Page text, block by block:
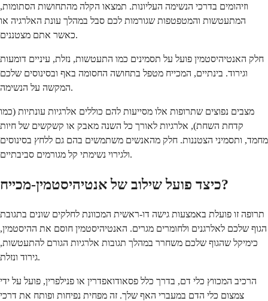
וזיהומים בדרכי הנשימה העליונות. תמצאו הקלה מהתחושות הסתומות,
המתעטשות והמטפטפות שגורמות לכם סבל במהלך עונת האלרגיה או
כאשר אתם מצטננים.
חלק האנטיהיסטמין פועל על תסמינים כמו התעטשות, נזלת, עיניים דומעות
וגירוד. בינתיים, המכייח מטפל בתחושה החסומה באף ובסינוסים שלכם
המקשה על הנשימה.
מצבים נפוצים שתרופות אלו מסייעות להם כוללים אלרגיות עונתיות (כמו
קדחת השחת), אלרגיות לאורך כל השנה מאבק או קשקשים של חיות
מחמד, ותסמיני הצטננות. חלק מהאנשים משתמשים בהם גם ללחץ בסינוסים
ולגירוי נשימתי קל מגורמים סביבתיים.
כיצד פועל שילוב של אנטיהיסטמין-מכייח?
תרופה זו פועלת באמצעות גישה דו-ראשית המכוונת לחלקים שונים בתגובת
הגוף שלכם לאלרגנים ולחומרים מגרים. האנטיהיסטמין חוסם את ההיסטמין,
כימיקל שהגוף שלכם משחרר במהלך תגובות אלרגיות הגורם להתעטשות,
גירוד ונזלת.
הרכיב המכווץ כלי דם, בדרך כלל פסאודואפדרין או פנילפרין, פועל על ידי
צמצום כלי הדם במעברי האף שלך. זה מפחית נפיחות ופותח את דרכי